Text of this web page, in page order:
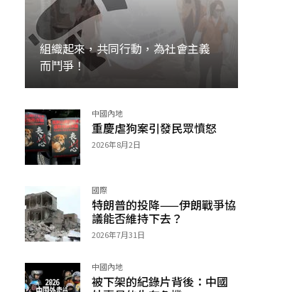
組織起來，共同行動，為社會主義
而鬥爭！
加入 中國內地
重慶虐狗案引發民眾憤怒
2026年8月2日
國際
特朗普的投降——伊朗戰爭協
議能否維持下去？
2026年7月31日
中國內地
被下架的紀錄片背後：中國